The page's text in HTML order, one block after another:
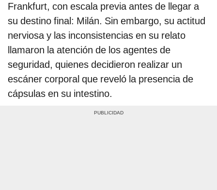
Frankfurt, con escala previa antes de llegar a
su destino final: Milán. Sin embargo, su actitud
nerviosa y las inconsistencias en su relato
llamaron la atención de los agentes de
seguridad, quienes decidieron realizar un
escáner corporal que reveló la presencia de
cápsulas en su intestino.